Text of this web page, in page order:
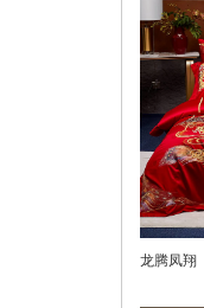
龙腾凤翔